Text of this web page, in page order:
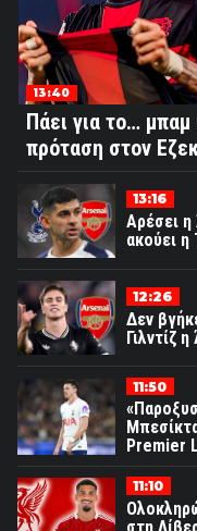
13:40
Πάει για το…
πρόταση στον
13:16
Αρέσει
ακούει η
12:26
Δεν
Γιλντίζ
11:50
Premier
11:10